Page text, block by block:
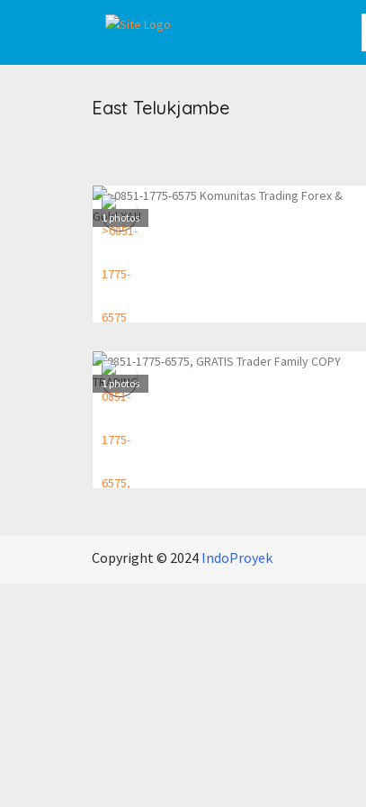
East Telukjambe
1photos
1photos
Copyright © 2024 IndoProyek